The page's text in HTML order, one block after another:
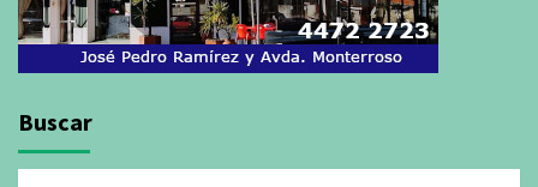
Buscar